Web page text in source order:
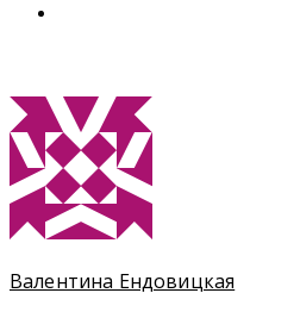
Валентина Ендовицкая